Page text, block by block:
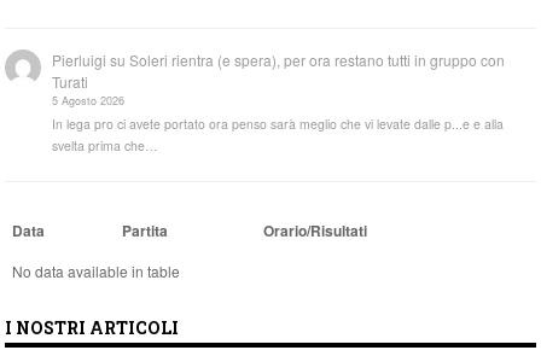
Pierluigi suSoleri rientra (e spera), per ora restano tutti in gruppo con
Turati
5 Agosto 2026
In lega pro ci avete portato ora penso sarà meglio che vi levate dalle p...e e alla
svelta prima che…
Data Partita Orario/Risultati
No data available in table
I NOSTRI ARTICOLI